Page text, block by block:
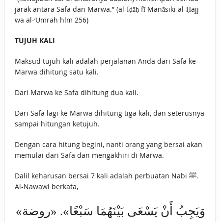
jarak antara Safa dan Marwa.” (al-Īḍāḥ fī Manāsiki al-Ḥajj
wa al-‘Umrah hlm 256)
TUJUH KALI
Maksud tujuh kali adalah perjalanan Anda dari Safa ke
Marwa dihitung satu kali.
Dari Marwa ke Safa dihitung dua kali.
Dari Safa lagi ke Marwa dihitung tiga kali, dan seterusnya
sampai hitungan ketujuh.
Dengan cara hitung begini, nanti orang yang bersai akan
memulai dari Safa dan mengakhiri di Marwa.
Dalil keharusan bersai 7 kali adalah perbuatan Nabi ﷺ.
Al-Nawawi berkata,
«وَيَجِبُ أَنْ يَسْعَى بَيْنَهُمَا سَبْعًا». «روضة